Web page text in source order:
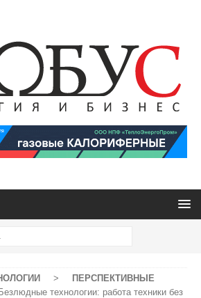
>
ПЕРСПЕКТИВНЫЕ
Безлюдные технологии: работа техники без